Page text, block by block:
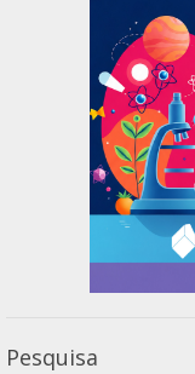
Pesquisa